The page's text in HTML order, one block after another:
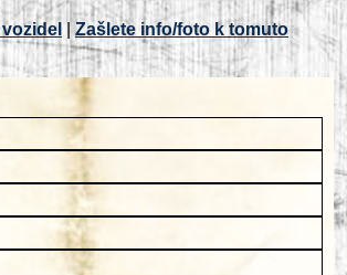
Zašlete info/foto k tomuto